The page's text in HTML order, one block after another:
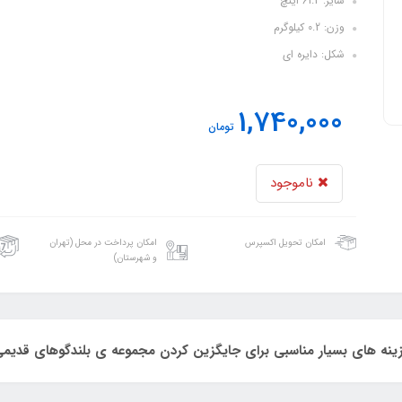
وزن: 0.2 کیلوگرم
شکل: دایره ای
1,740,000 تومان
ناموجود
امکان تحویل اکسپرس
امکان پرداخت در محل (تهران
و شهرستان)